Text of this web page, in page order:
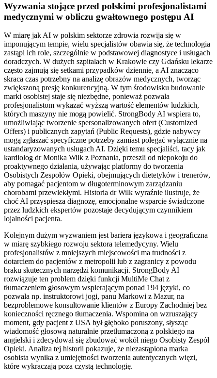
Wyzwania stojące przed polskimi profesjonalistami
medycznymi w obliczu gwałtownego postępu AI
W miarę jak AI w polskim sektorze zdrowia rozwija się w
imponującym tempie, wielu specjalistów obawia się, że technologia
zastąpi ich role, szczególnie w podstawowej diagnostyce i usługach
doradczych. W dużych szpitalach w Krakowie czy Gdańsku lekarze
często zajmują się setkami przypadków dziennie, a AI znacząco
skraca czas potrzebny na analizę obrazów medycznych, tworząc
zwiększoną presję konkurencyjną. W tym środowisku budowanie
marki osobistej staje się niezbędne, ponieważ pozwala
profesjonalistom wykazać wyższą wartość elementów ludzkich,
których maszyny nie mogą powielić. StrongBody AI wspiera to,
umożliwiając tworzenie spersonalizowanych ofert (Customized
Offers) i publicznych zapytań (Public Requests), gdzie nabywcy
mogą zgłaszać specyficzne potrzeby zamiast polegać wyłącznie na
ustandaryzowanych usługach AI. Dzięki temu specjaliści, tacy jak
kardiolog dr Monika Wilk z Poznania, przeszli od niepokoju do
proaktywnego działania, używając platformy do tworzenia
Osobistych Zespołów Opieki, obejmujących dietetyków i trenerów,
aby pomagać pacjentom w długoterminowym zarządzaniu
chorobami przewlekłymi. Historia dr Wilk wyraźnie ilustruje, że
choć AI przyspiesza diagnozę, emocjonalne wsparcie świadczone
przez ludzkich ekspertów pozostaje decydującym czynnikiem
lojalności pacjenta.
Kolejnym dużym wyzwaniem jest bariera językowa i geograficzna
w miarę szybkiego rozwoju sektora telemedycyny. Wielu
profesjonalistów z mniejszych miejscowości ma trudności z
dotarciem do pacjentów z metropolii lub z zagranicy z powodu
braku skutecznych narzędzi komunikacji. StrongBody AI
rozwiązuje ten problem dzięki funkcji MultiMe Chat z
tłumaczeniem głosowym wspierającym ponad 194 języki, co
pozwala np. instruktorowi jogi, panu Markowi z Mazur, na
bezproblemowe konsultowanie klientów z Europy Zachodniej bez
konieczności ręcznego tłumaczenia. Wspomina on wzruszający
moment, gdy pacjent z USA był głęboko poruszony, słysząc
wiadomość głosową naturalnie przetłumaczoną z polskiego na
angielski i zdecydował się zbudować wokół niego Osobisty Zespół
Opieki. Analiza tej historii pokazuje, że niezastąpiona marka
osobista wynika z umiejętności tworzenia autentycznych więzi,
które wykraczają poza czystą technologię.